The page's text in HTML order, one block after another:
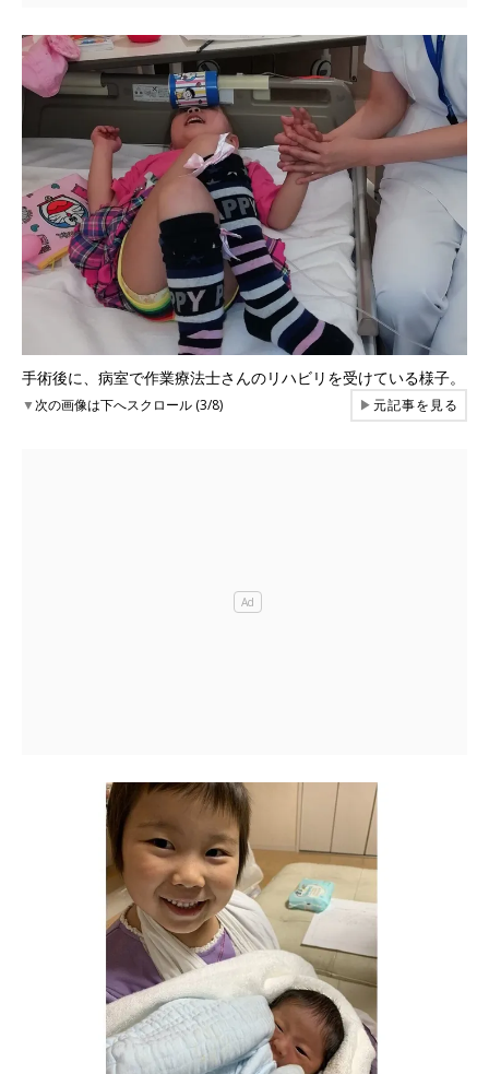
手術後に、病室で作業療法士さんのリハビリを受けている様子。
▼次の画像は下へスクロール (3/8) ▶元記事を見る